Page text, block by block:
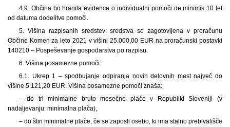
4.9. Občina bo hranila evidence o individualni pomoči de minimis 10 let
od datuma dodelitve pomoči.
5. Višina razpisanih sredstev: sredstva so zagotovljena v proračunu
Občine Komen za leto 2021 v višini 25.000,00 EUR na proračunski postavki
140210 – Pospeševanje gospodarstva po razpisu.
6. Višina posamezne pomoči:
6.1. Ukrep 1 – spodbujanje odpiranja novih delovnih mest največ do
višine 5.121,20 EUR. Višina posamezne pomoči znaša:
– do tri minimalne bruto mesečne plače v Republiki Sloveniji (v
nadaljevanju: minimalna plača),
– do štiri minimalne plače, če se zaposli osebo, ki ima stalno prebivališče